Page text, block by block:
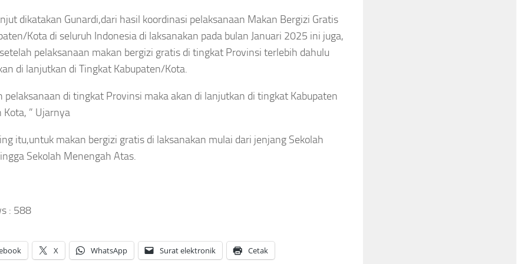
dikatakan Gunardi,dari hasil koordinasi pelaksanaan Makan Bergizi Gratis
Kota di seluruh Indonesia di laksanakan pada bulan Januari 2025 ini juga,
pelaksanaan makan bergizi gratis di tingkat Provinsi terlebih dahulu
di lanjutkan di Tingkat Kabupaten/Kota.
pelaksanaan di tingkat Provinsi maka akan di lanjutkan di tingkat Kabupaten
Kota, ” Ujarnya
itu,untuk makan bergizi gratis di laksanakan mulai dari jenjang Sekolah
Sekolah Menengah Atas.
: 588
X WhatsApp Surat elektronik Cetak
Saat
Rekan
Setim
Maarten
Paes Pilih
Gabung
Sekota
Arsenal
Sanjaya
Agustus
Singapura,
Marselino
Ferdinan
Dipastikan
Absen di
Laga
Penentu
Sanjaya
Agustus